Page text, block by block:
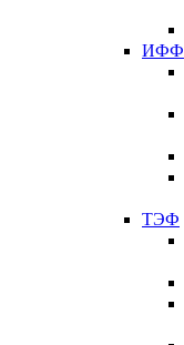
ИФФ
ТЭФ